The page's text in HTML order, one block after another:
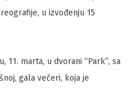
u izvođenju 15
11. marta, u dvorani “Park”, sa
gala večeri, koja je